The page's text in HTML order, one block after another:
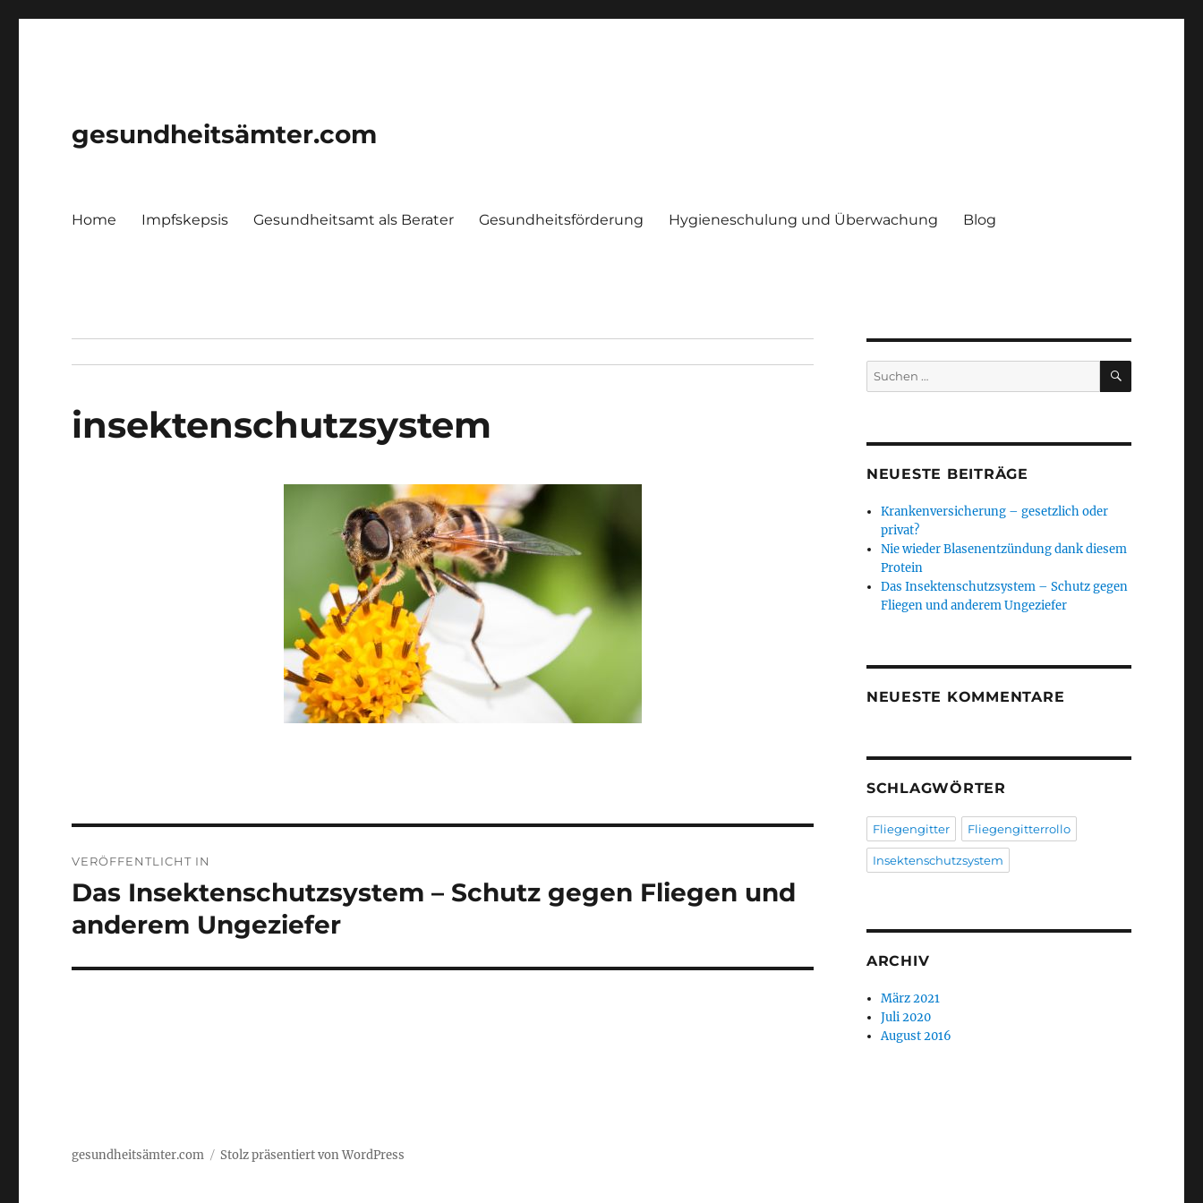
gesundheitsämter.com
Home Impfskepsis Gesundheitsamt als Berater Gesundheitsförderung Hygieneschulung und Überwachung Blog
insektenschutzsystem
VERÖFFENTLICHT IN
Das Insektenschutzsystem – Schutz gegen Fliegen und
anderem Ungeziefer
Suchen
nach:
SUCHEN
NEUESTE BEITRÄGE
Krankenversicherung – gesetzlich oder
privat?
Nie wieder Blasenentzündung dank diesem
Protein
Das Insektenschutzsystem – Schutz gegen
Fliegen und anderem Ungeziefer
NEUESTE KOMMENTARE
SCHLAGWÖRTER
Fliegengitter Fliegengitterrollo
Insektenschutzsystem
ARCHIV
März 2021
Juli 2020
August 2016
gesundheitsämter.com Stolz präsentiert von WordPress